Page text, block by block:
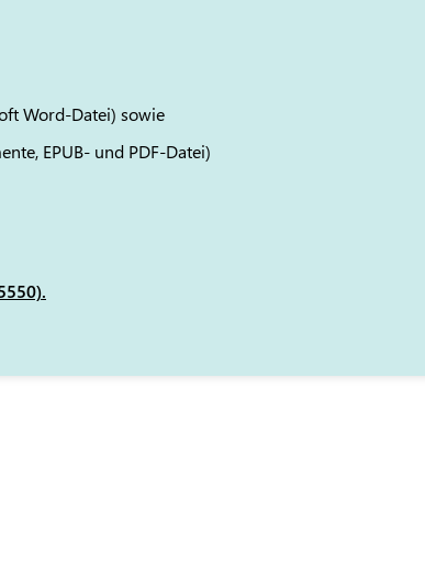
Word-Datei) sowie
EPUB- und PDF-Datei)